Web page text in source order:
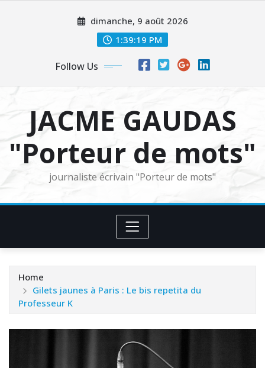
dimanche, 9 août 2026
1:39:21 PM
Follow Us
JACME GAUDAS
"Porteur de mots"
journaliste écrivain "Porteur de mots"
Home
Gilets jaunes à Paris : Le bis repetita du
Professeur K